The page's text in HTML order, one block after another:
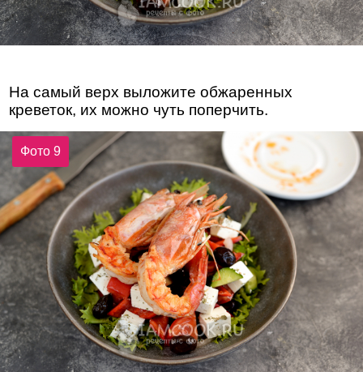
На самый верх выложите обжаренных
креветок, их можно чуть поперчить.
Фото 9